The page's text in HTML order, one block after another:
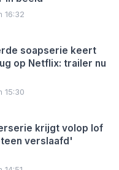
16:32
soapserie keert
op Netflix: trailer nu
15:30
krijgt volop lof
verslaafd'